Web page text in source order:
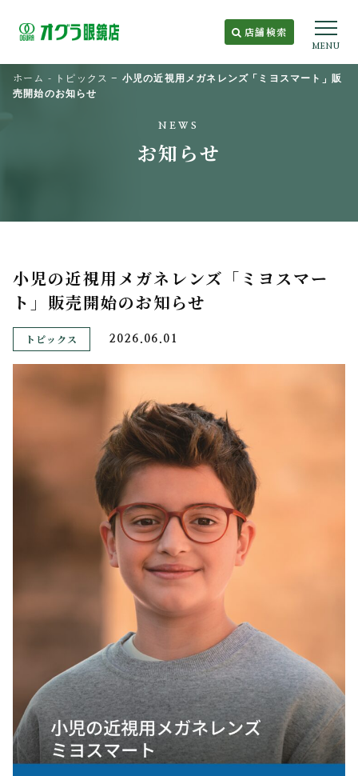
MENU
店舗検索
NEWS
お知らせ
ホーム - トピックス - 小児の近視用メガネレンズ「ミヨスマート」販
売開始のお知らせ
小児の近視用メガネレンズ「ミヨスマー
ト」販売開始のお知らせ
トピックス 2026.06.01